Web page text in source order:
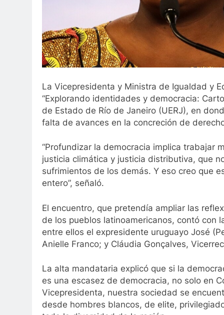
Leandro
3 Años Ago
La Vicepresidenta y Ministra de Igualdad y
“Explorando identidades y democracia:
de Estado de Río de Janeiro (UERJ), en
falta de avances en la concreción de
“Profundizar la democracia implica trabajar
justicia climática y justicia distributiva, que
sufrimientos de los demás. Y eso creo que
entero”, señaló.
El encuentro, que pretendía ampliar las
de los pueblos latinoamericanos, contó con
entre ellos el expresidente uruguayo José
Anielle Franco; y Cláudia Gonçalves,
La alta mandataria explicó que si la
es una escasez de democracia, no solo en
Vicepresidenta, nuestra sociedad se
desde hombres blancos, de elite,